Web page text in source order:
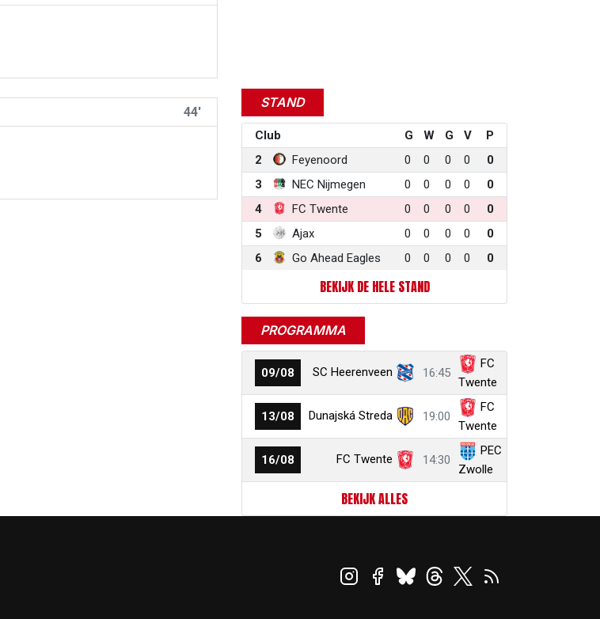
44'
STAND
Club G W G V
P
2
Feyenoord 0 0 0 0
0
3
NEC Nijmegen 0 0 0 0
0
4
FC Twente 0 0 0 0
0
5
Ajax 0 0 0 0
0
6
Go Ahead Eagles 0 0 0 0 0
BEKIJK DE HELE STAND
PROGRAMMA
09/08 SC Heerenveen 16:45
FC
Twente
13/08 Dunajská Streda 19:00
FC
Twente
16/08 FC Twente 14:30
PEC
Zwolle
BEKIJK ALLES